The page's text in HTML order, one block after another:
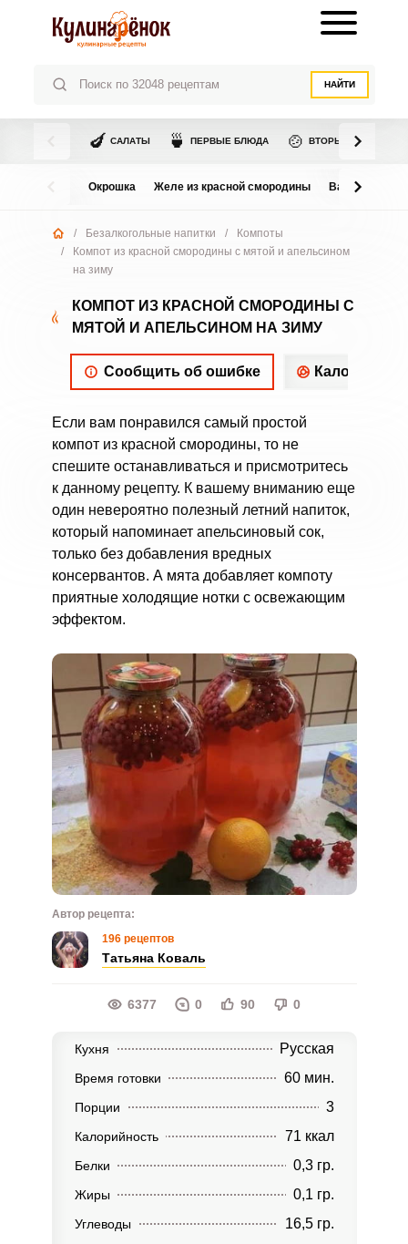
НАЙТИ
🍆 САЛАТЫ 🍵 ПЕРВЫЕ БЛЮДА 🍲 ВТОРЫЕ БЛЮДА
Окрошка Желе из красной смородины Варенье из
/ Безалкогольные напитки /
Компоты
/
Компот из красной смородины с мятой и апельсином
на зиму
КОМПОТ ИЗ КРАСНОЙ СМОРОДИНЫ С
МЯТОЙ И АПЕЛЬСИНОМ НА ЗИМУ
Сообщить об ошибке
Если вам понравился самый простой
компот из красной смородины, то не
спешите останавливаться и присмотритесь
к данному рецепту. К вашему вниманию еще
один невероятно полезный летний напиток,
который напоминает апельсиновый сок,
только без добавления вредных
консервантов. А мята добавляет компоту
приятные холодящие нотки с освежающим
эффектом.
Автор рецепта:
196 рецептов
Татьяна Коваль
6377 0 90 0
Кухня Русская
Время готовки 60 мин.
Порции 3
Калорийность 71 ккал
Белки 0,3 гр.
Жиры 0,1 гр.
Углеводы 16,5 гр.